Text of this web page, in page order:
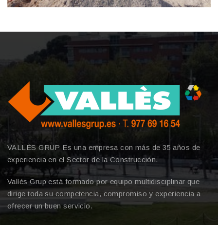
VALLÈS GRUP Es una empresa con más de 35 años de
experiencia en el Sector de la Construcción.
Vallès Grup está formado por equipo multidisciplinar que
dirige toda su competencia, compromiso y experiencia a
ofrecer un buen servicio.